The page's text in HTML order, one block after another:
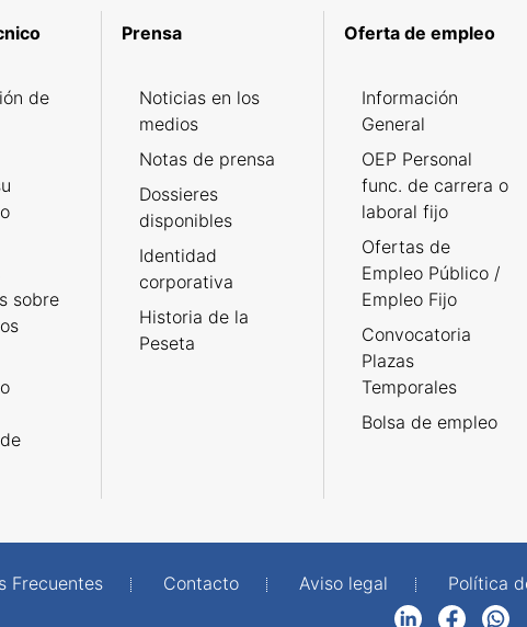
de
sobre
Prensa
Noticias en los
medios
Notas de prensa
Dossieres
disponibles
Identidad
corporativa
Historia de la
Peseta
Oferta de empleo
Información
General
OEP Personal
func. de carrera o
laboral fijo
Ofertas de
Empleo Público /
Empleo Fijo
Convocatoria
Plazas
Temporales
Bolsa de empleo
Frecuentes Contacto Aviso legal
Política
FacebookWhatsApp